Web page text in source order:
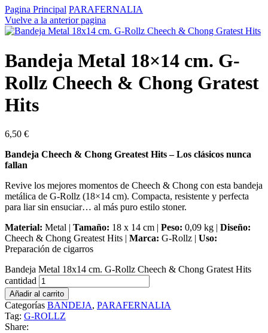
Pagina Principal PARAFERNALIA
Vuelve a la anterior pagina
Bandeja Metal 18×14 cm. G-
Rollz Cheech & Chong Gratest
Hits
6,50 €
Bandeja Cheech & Chong Greatest Hits – Los clásicos nunca
fallan
Revive los mejores momentos de Cheech & Chong con esta bandeja
metálica de G-Rollz (18×14 cm). Compacta, resistente y perfecta
para liar sin ensuciar… al más puro estilo stoner.
Material: Metal | Tamaño: 18 x 14 cm | Peso: 0,09 kg | Diseño:
Cheech & Chong Greatest Hits | Marca: G-Rollz | Uso:
Preparación de cigarros
Bandeja Metal 18x14 cm. G-Rollz Cheech & Chong Gratest Hits
cantidad
Añadir al carrito
Categorías BANDEJA, PARAFERNALIA
Tag: G-ROLLZ
Share: